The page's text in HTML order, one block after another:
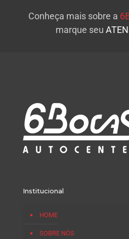
Conheça mais sobre a
marque seu
Institucional
HOME
SOBRE NÓS